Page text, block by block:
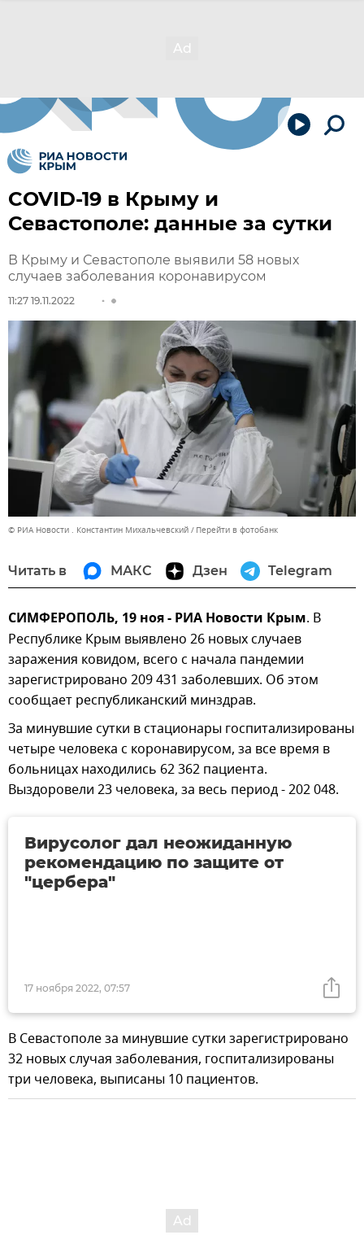
COVID-19 в Крыму и
Севастополе: данные за сутки
В Крыму и Севастополе выявили 58 новых
случаев заболевания коронавирусом
11:27 19.11.2022
© РИА Новости . Константин Михальчевский Перейти в фотобанк
Читать в МАКС Дзен Telegram
СИМФЕРОПОЛЬ, 19 ноя - РИА Новости Крым. В
Республике Крым выявлено 26 новых случаев
заражения ковидом, всего с начала пандемии
зарегистрировано 209 431 заболевших. Об этом
сообщает республиканский минздрав.
За минувшие сутки в стационары госпитализированы
четыре человека с коронавирусом, за все время в
больницах находились 62 362 пациента.
Выздоровели 23 человека, за весь период - 202 048.
17 ноября 2022, 07:57
Вирусолог дал неожиданную
рекомендацию по защите от
"цербера"
В Севастополе за минувшие сутки зарегистрировано
32 новых случая заболевания, госпитализированы
три человека, выписаны 10 пациентов.